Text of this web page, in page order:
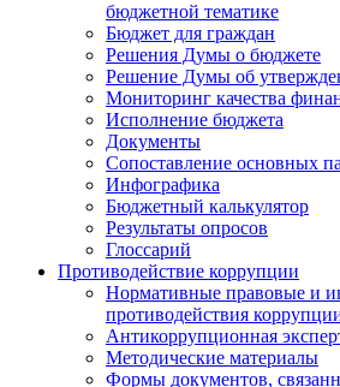
бюджетной тематике
Бюджет для граждан
Решения Думы о бюджете
Решение Думы об
Мониторинг качества
Исполнение бюджета
Документы
Сопоставление основных
Инфографика
Бюджетный калькулятор
Результаты опросов
Глоссарий
Противодействие коррупции
Нормативные правовые и
противодействия
Антикоррупционная
Методические материалы
Формы документов,